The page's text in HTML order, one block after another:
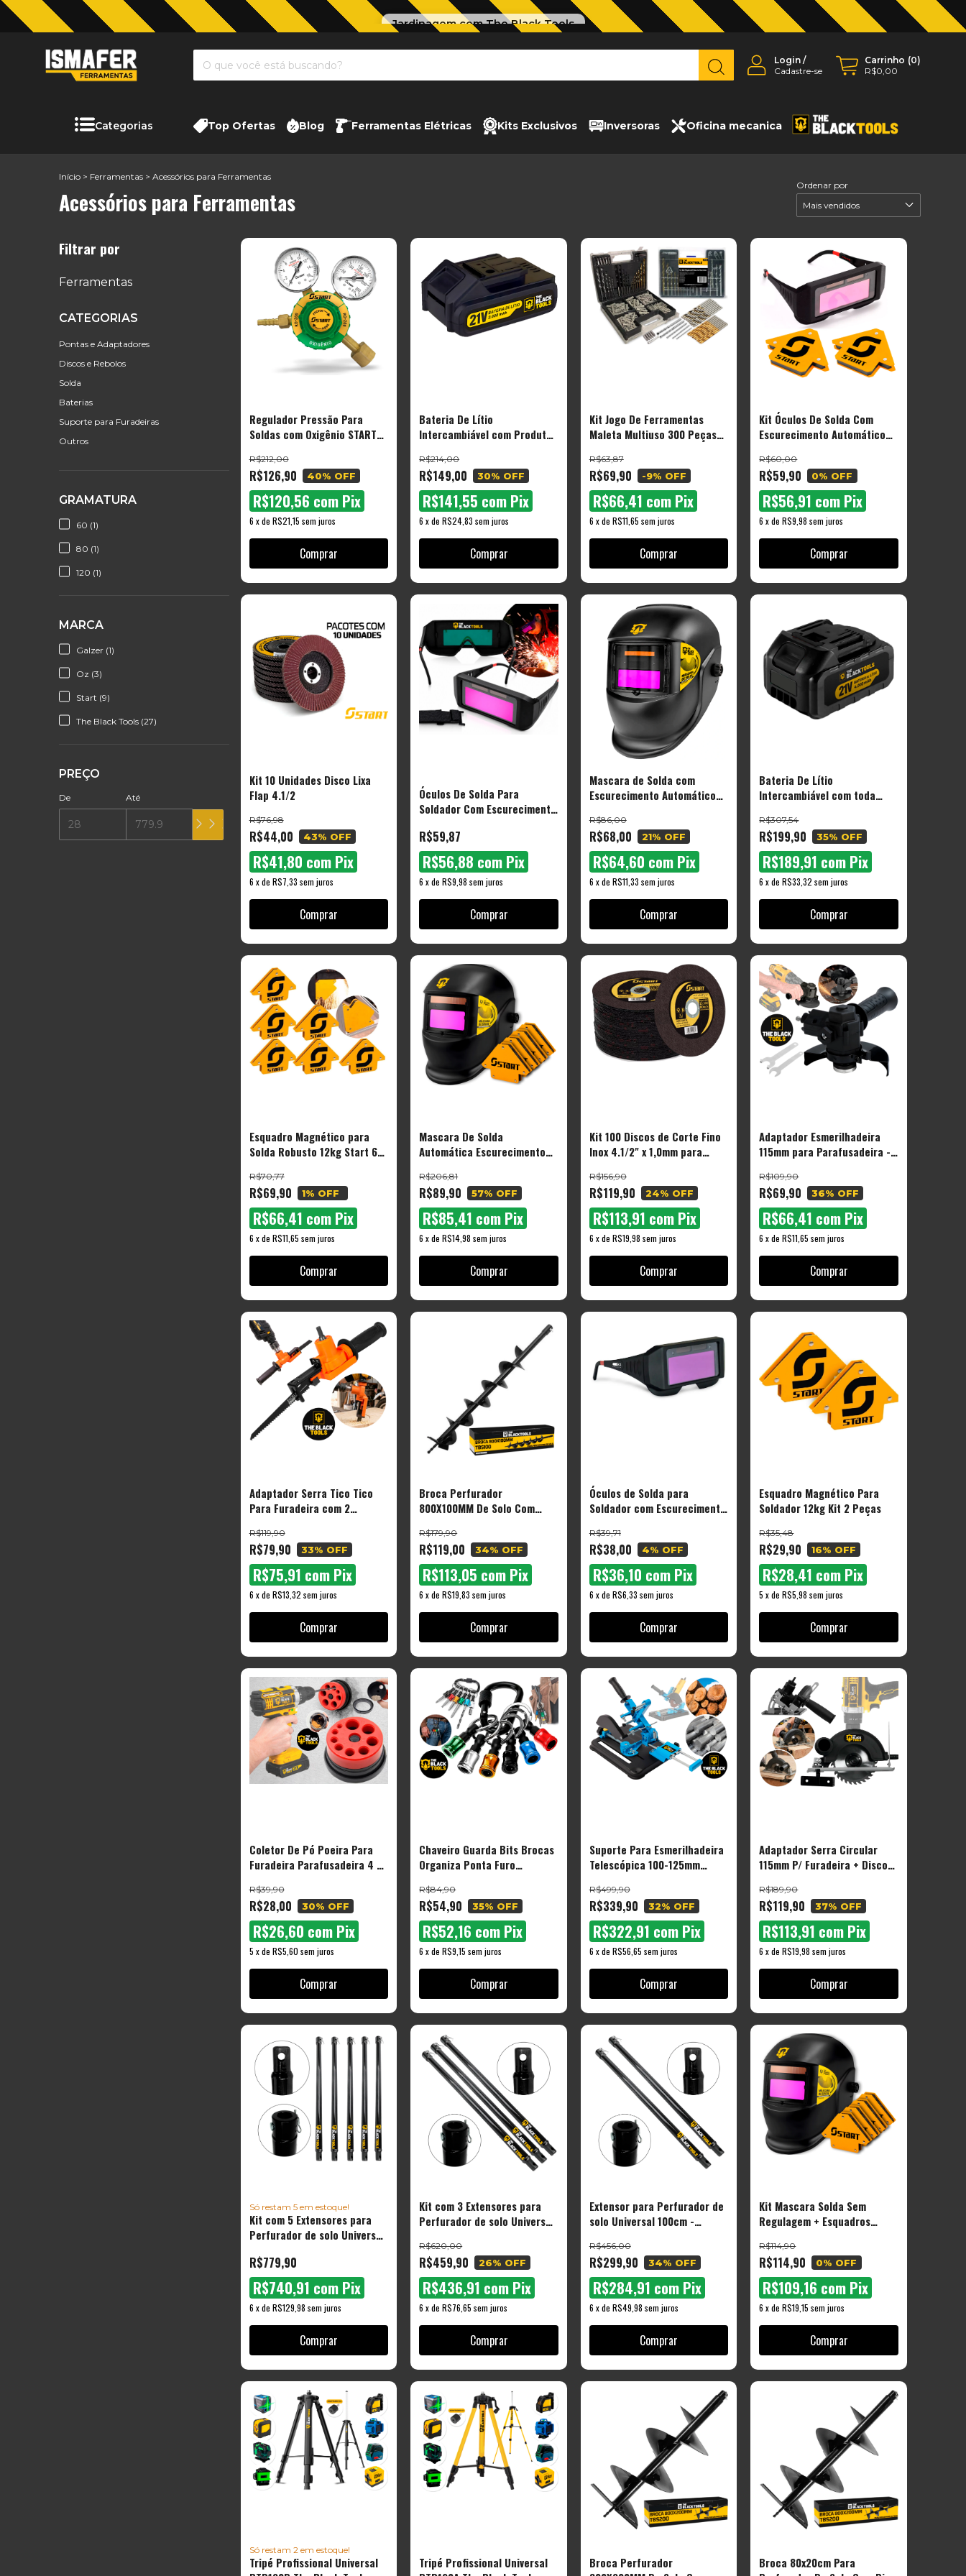
Jardinagem com The Black Tools
Login/
Cadastre-se
Carrinho (0)
R$0,00
Categorias Top Ofertas Blog Ferramentas Elétricas Kits Exclusivos Inversoras Oficina mecanica
Início > Ferramentas > Acessórios para Ferramentas
Acessórios para Ferramentas
Ordenar por
Filtrar por
Ferramentas
CATEGORIAS
Pontas e Adaptadores
Discos e Rebolos
Solda
Baterias
Suporte para Furadeiras
Outros
GRAMATURA
60 (1)
80 (1)
120 (1)
MARCA
Galzer (1)
Oz (3)
Start (9)
The Black Tools (27)
PREÇO
De Até
Regulador Pressão Para
Soldas com Oxigênio START
R$126,90
R$212,00
40% OFF
6 xde R$21,15 sem juros
R$120,56 com Pix
Bateria De Lítio
Intercambiável com Produtos
2000mah
R$149,00
R$214,00
30% OFF
6 xdeR$24,83 sem juros
R$141,55 com Pix
Kit Jogo De Ferramentas
Maleta Multiuso 300 Peças
R$69,90
R$63,87
-9% OFF
6 xde R$11,65 sem juros
R$66,41 com Pix
Kit Óculos De Solda Com
Escurecimento Automático
R$59,90
R$60,00
0% OFF
6 xdeR$9,98 sem juros
R$56,91 com Pix
Kit 10 Unidades Disco Lixa
Flap 4.1/2
R$44,00
R$76,98
43% OFF
6 xde R$7,33 sem juros
R$41,80 com Pix
Comprar
Óculos De Solda Para
Soldador Com Escurecimento
The Black Tools
R$59,87
6 xdeR$9,98 sem juros
R$56,88 com Pix
Mascara de Solda com
Escurecimento Automático
BTM1000 - The Black Tools
R$68,00
R$86,00
21% OFF
6 xde R$11,33 sem juros
R$64,60 com Pix
Bateria De Lítio
Intercambiável com toda
Recarregável The Black
Tools
R$199,90
R$307,54
35% OFF
6 xdeR$33,32 sem juros
R$189,91 com Pix
Esquadro Magnético para
Solda Robusto 12kg Start 6
R$69,90
R$70,77
1% OFF
6 xde R$11,65 sem juros
R$66,41 com Pix
Mascara De Solda
Automática Escurecimento
R$89,90
R$206,81
57% OFF
6 xdeR$14,98 sem juros
R$85,41 com Pix
Kit 100 Discos de Corte Fino
Inox 4.1/2" x 1,0mm para
R$119,90
R$156,90
24% OFF
6 xde R$19,98 sem juros
R$113,91 com Pix
Adaptador Esmerilhadeira
115mm para Parafusadeira -
R$69,90
R$109,90
36% OFF
6 xdeR$11,65 sem juros
R$66,41 com Pix
Adaptador Serra Tico Tico
Para Furadeira com 2
R$79,90
R$119,90
33% OFF
6 xde R$13,32 sem juros
R$75,91 com Pix
Broca Perfurador
800X100MM De Solo Com
TBS100
R$119,00
R$179,90
34% OFF
6 xdeR$19,83 sem juros
R$113,05 com Pix
Óculos de Solda para
Soldador com Escurecimento
R$38,00
R$39,71
4% OFF
6 xde R$6,33 sem juros
R$36,10 com Pix
Esquadro Magnético Para
Soldador 12kg Kit 2 Peças
R$29,90
R$35,48
16% OFF
5 xdeR$5,98 sem juros
R$28,41 com Pix
Coletor De Pó Poeira Para
Furadeira Parafusadeira 4 A
Perfuração Limpeza Obra -
The Black Tools
R$28,00
R$39,90
30% OFF
5 xde R$5,60 sem juros
R$26,60 com Pix
Chaveiro Guarda Bits Brocas
Organiza Ponta Furo
R$54,90
R$84,90
35% OFF
6 xdeR$9,15 sem juros
R$52,16 com Pix
Suporte Para Esmerilhadeira
Telescópica 100-125mm
Angular
R$339,90
R$499,90
32% OFF
6 xde R$56,65 sem juros
R$322,91 com Pix
Adaptador Serra Circular
115mm P/ Furadeira + Disco
R$119,90
R$189,90
37% OFF
6 xdeR$19,98 sem juros
R$113,91 com Pix
Kit com 5 Extensores para
Perfurador de solo Universal
Tools
R$779,90
6 xde R$129,98 sem juros
R$740,91 com Pix
Só restam 5em estoque!
Kit com 3 Extensores para
Perfurador de solo Universal
Tools
R$459,90
R$620,00
26% OFF
6 xdeR$76,65 sem juros
R$436,91 com Pix
Extensor para Perfurador de
solo Universal 100cm -
R$299,90
R$456,00
34% OFF
6 xde R$49,98 sem juros
R$284,91 com Pix
Kit Mascara Solda Sem
Regulagem + Esquadros
R$114,90
R$114,90
0% OFF
6 xdeR$19,15 sem juros
R$109,16 com Pix
Tripé Profissional Universal
Só restam 2 em estoque!
Tripé Profissional Universal
Broca Perfurador
Broca 80x20cm Para